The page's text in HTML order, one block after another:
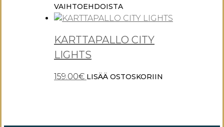
VAIHTOEHDOISTATällä
tuotteella
useampi
tehdä
KARTTAPALLO CITY
LIGHTS
159.00€ LISÄÄ OSTOSKORIIN